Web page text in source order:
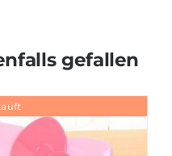
gefallen